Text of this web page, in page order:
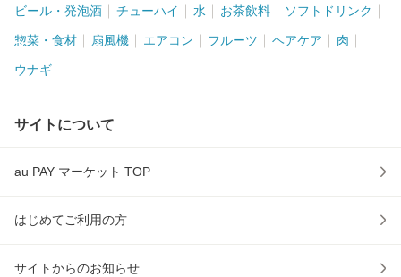
ビール・発泡酒 チューハイ 水 お茶飲料 ソフトドリンク
惣菜・食材 扇風機 エアコン フルーツ ヘアケア 肉
ウナギ
サイトについて
au PAY マーケット TOP
はじめてご利用の方
サイトからのお知らせ